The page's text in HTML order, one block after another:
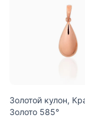
Золотой кулон,
Золото 585°